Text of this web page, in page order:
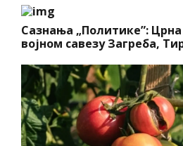
Сазнања „Политике”:
војном савезу Загреба,